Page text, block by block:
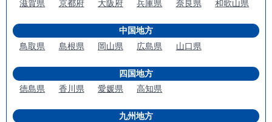
滋賀県 京都府 大阪府 兵庫県 奈良県 和歌山県
中国地方
鳥取県
島根県 岡山県 広島県 山口県
四国地方
徳島県
香川県 愛媛県 高知県
九州地方